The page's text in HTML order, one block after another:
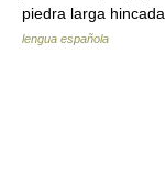
piedra larga
lengua española